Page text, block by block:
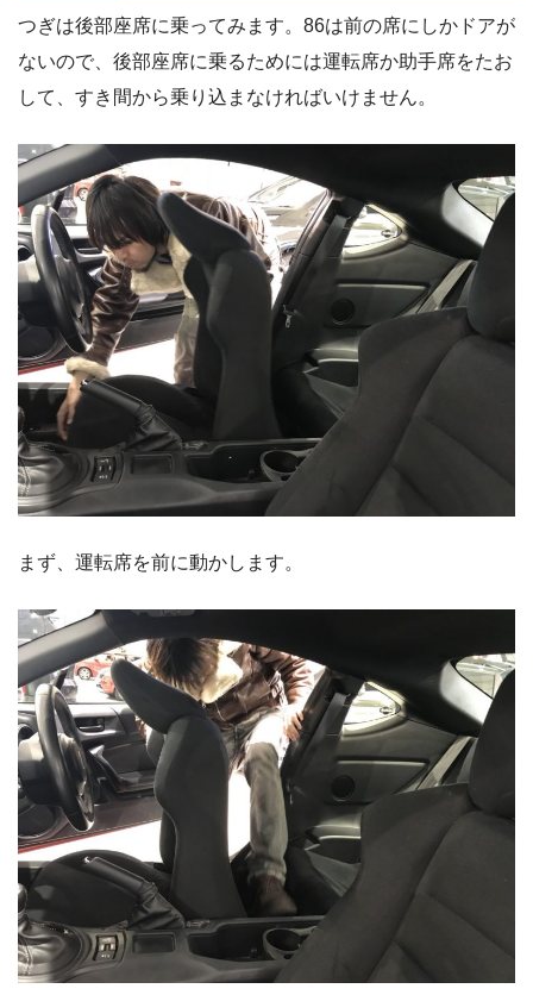
つぎは後部座席に乗ってみます。86は前の席にしかドアが
ないので、後部座席に乗るためには運転席か助手席をたお
して、すき間から乗り込まなければいけません。
まず、運転席を前に動かします。